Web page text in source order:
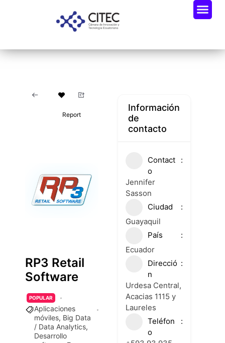
Report
RP3 Retail
Software
POPULAR
Aplicaciones
móviles, Big Data
/ Data Analytics,
Desarrollo
Información
de
contacto
Contact
o
Jennifer
Sasson
Ciudad
Guayaquil
País
Ecuador
Direcció
n
Urdesa Central,
Acacias 1115 y
Laureles
Teléfon
o